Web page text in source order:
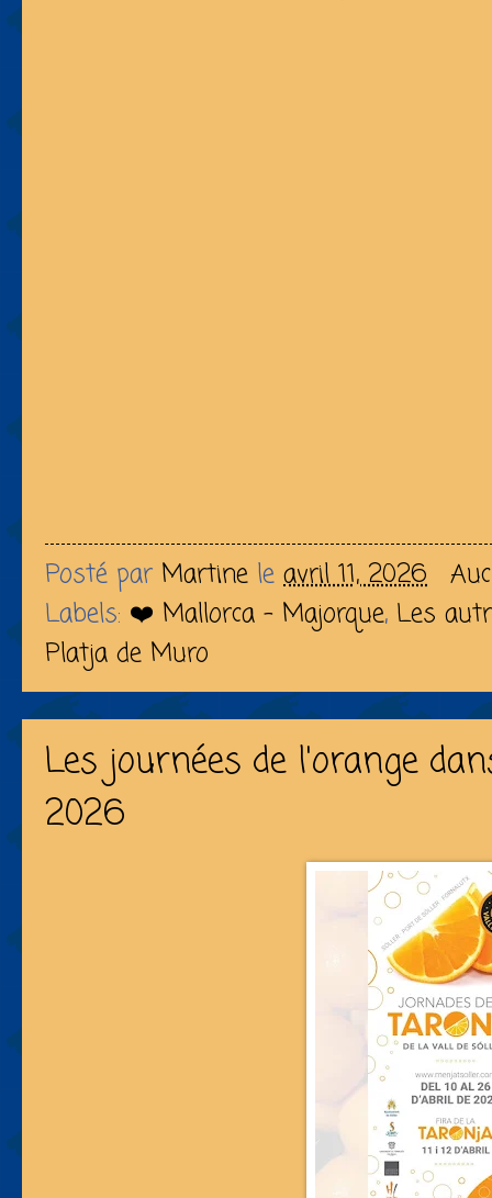
Posté par Martine le avril 11, 2026
Labels: ❤️ Mallorca - Majorque, Les
Platja de Muro
Les journées de l'orange
2026